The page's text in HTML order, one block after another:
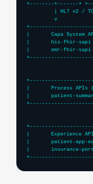
+--------+-------+
| HL7 v2 /
v
|       Capa
|       his-fhir-
|       emr-fhir-sapi
|       Process
|       patient-
|
|       patient-app-
|       insurance-